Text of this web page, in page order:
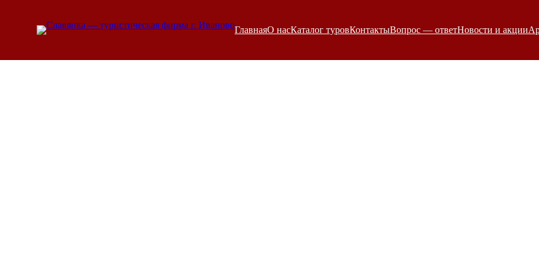
ГлавнаяО насКаталог туровКонтактыВопрос — ответНовости и акции
КОРПОРАТИВНЫЕ ТУРЫ МНОГОДНЕВНЫЕ КОРПОРАТИВНЫЕ ТУРЫ
ШКОЛЬНЫЕ ТУРЫ